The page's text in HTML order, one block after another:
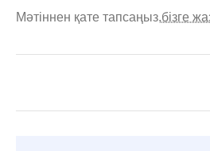
Мәтіннен қате тапсаңыз,бізге